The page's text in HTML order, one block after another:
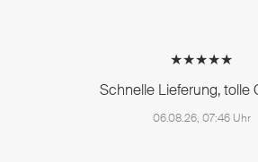
★★★★★
Schnelle Lieferung, tolle
06.08.26, 07:46 Uhr